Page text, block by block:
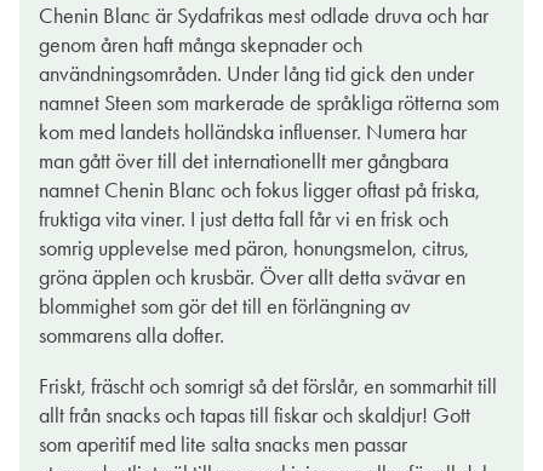
Chenin Blanc är Sydafrikas mest odlade druva och har
genom åren haft många skepnader och
användningsområden. Under lång tid gick den under
namnet Steen som markerade de språkliga rötterna som
kom med landets holländska influenser. Numera har
man gått över till det internationellt mer gångbara
namnet Chenin Blanc och fokus ligger oftast på friska,
fruktiga vita viner. I just detta fall får vi en frisk och
somrig upplevelse med päron, honungsmelon, citrus,
gröna äpplen och krusbär. Över allt detta svävar en
blommighet som gör det till en förlängning av
sommarens alla dofter.
Friskt, fräscht och somrigt så det förslår, en sommarhit till
allt från snacks och tapas till fiskar och skaldjur! Gott
som aperitif med lite salta snacks men passar